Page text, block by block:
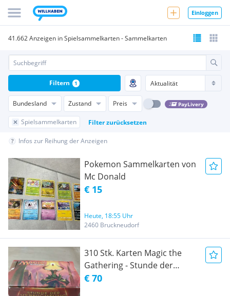
Einloggen
41.662 Anzeigen in Spielsammelkarten - Sammelkarten
Bundesland Zustand Preis PayLivery
Spielsammelkarten Filter zurücksetzen
Filtern 1
Infos zur Reihung der Anzeigen
Pokemon Sammelkarten von
Mc Donald
€ 15
Heute, 18:55 Uhr
2460 Bruckneudorf
310 Stk. Karten Magic the
Gathering - Stunde der
Vernichtung - Hour of
€ 70